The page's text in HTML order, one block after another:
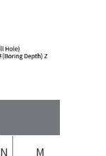
N M